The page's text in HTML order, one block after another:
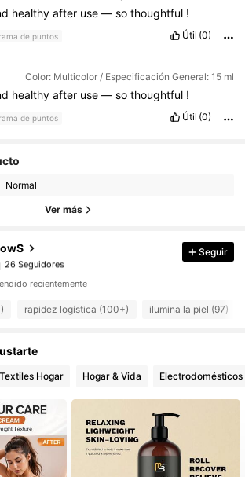
healthyafter use—sothoughtful !
de puntos Útil (0)
Color: Multicolor / Especificación General: 15 ml
healthyafter use—sothoughtful !
de puntos Útil (0)
Normal
Ver más
26 Seguidores
26 Seguidores
26 Seguidores
26 Seguidores
26 Seguidores
26 Seguidores
26 Seguidores
Seguir
recientemente
rapidez logística (100+) ilumina la piel (97)
Textiles Hogar Hogar & Vida Electrodomésticos